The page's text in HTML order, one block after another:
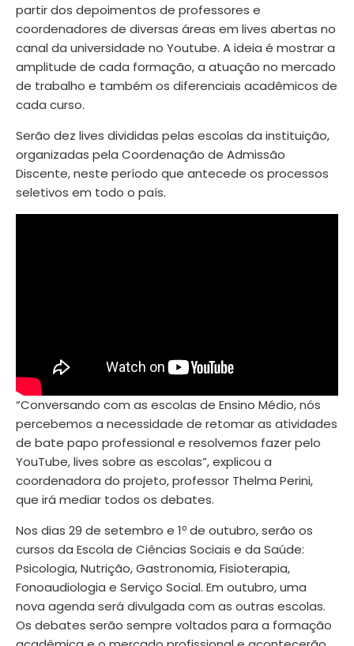
partir dos depoimentos de professores e
coordenadores de diversas áreas em lives abertas no
canal da universidade no Youtube. A ideia é mostrar a
amplitude de cada formação, a atuação no mercado
de trabalho e também os diferenciais acadêmicos de
cada curso.
Serão dez lives divididas pelas escolas da instituição,
organizadas pela Coordenação de Admissão
Discente, neste período que antecede os processos
seletivos em todo o país.
“Conversando com as escolas de Ensino Médio, nós
percebemos a necessidade de retomar as atividades
de bate papo professional e resolvemos fazer pelo
YouTube, lives sobre as escolas”, explicou a
coordenadora do projeto, professor Thelma Perini,
que irá mediar todos os debates.
Nos dias 29 de setembro e 1º de outubro, serão os
cursos da Escola de Ciências Sociais e da Saúde:
Psicologia, Nutrição, Gastronomia, Fisioterapia,
Fonoaudiologia e Serviço Social. Em outubro, uma
nova agenda será divulgada com as outras escolas.
Os debates serão sempre voltados para a formação